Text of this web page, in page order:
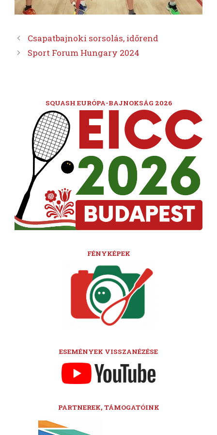
Csapatbajnoki sorsolás, időrend
Sport Forum Hungary 2024
SQUASH EURÓPA-BAJNOKSÁG 2026
FÉNYKÉPEK
ESEMÉNYEK VISSZANÉZÉSE
PARTNEREK, TÁMOGATÓINK